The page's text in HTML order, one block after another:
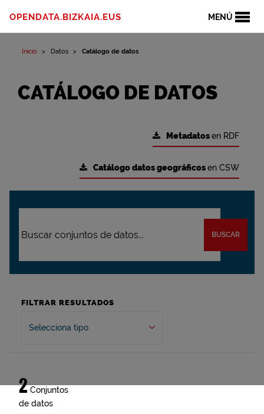
MENÚ
OPENDATA.BIZKAIA.EUS
Inicio Datos Catálogo de datos
CATÁLOGO DE DATOS
Metadatosen RDF
Catálogo datos geográficosen CSW
BUSCAR
FILTRAR RESULTADOS
Selecciona tipo
2 Conjuntos
de datos